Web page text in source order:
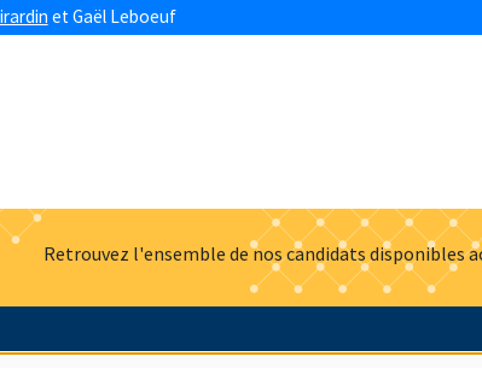
et Gaël Leboeuf
Retrouvez l'ensemble de nos candidats disponibles
à Actualités Offres d'emploi Presse